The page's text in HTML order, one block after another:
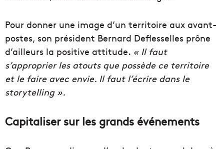
Pour donner une image d’un territoire aux avant-
postes, son président Bernard Deflesselles prône
d’ailleurs la positive attitude. « Il faut
s’approprier les atouts que possède ce territoire
et le faire avec envie. Il faut l’écrire dans le
storytelling ».
Capitaliser sur les grands événements